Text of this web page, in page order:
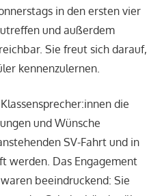
in den ersten vier
und außerdem
Sie freut sich darauf,
kennenzulernen.
die
und Wünsche
SV-Fahrt und in
werden. Das Engagement
beeindruckend: Sie